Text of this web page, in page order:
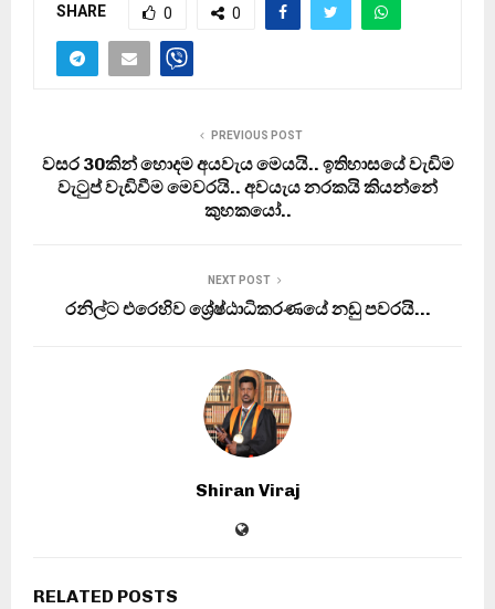
SHARE 0 0
PREVIOUS POST
වසර 30කින් හොදම අයවැය මෙයයි.. ඉතිහාසයේ වැඩිම
වැටුප් වැඩිවීම මෙවරයි.. අවයැය නරකයි කියන්නේ
කුහකයෝ..
NEXT POST
රනිල්ට එරෙහිව ශ්‍රේෂ්ඨාධිකරණයේ නඩු පවරයි…
Shiran Viraj
RELATED POSTS